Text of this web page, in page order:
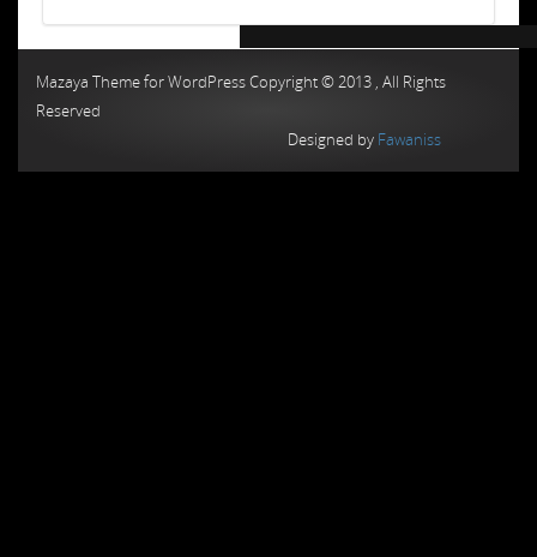
Mazaya Theme for WordPress Copyright © 2013 , All Rights
Reserved
Designed by Fawaniss